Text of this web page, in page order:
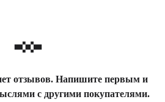
отзывов. Напишите первым и
с другими покупателями.